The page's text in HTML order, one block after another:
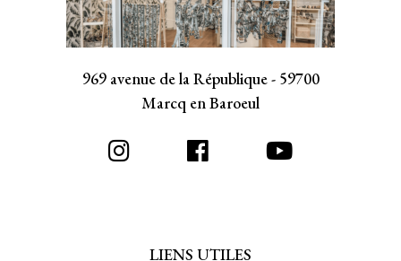
969 avenue de la République - 59700
Marcq en Baroeul
LIENS UTILES